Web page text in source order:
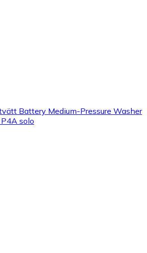
Battery Medium-Pressure Washer
solo